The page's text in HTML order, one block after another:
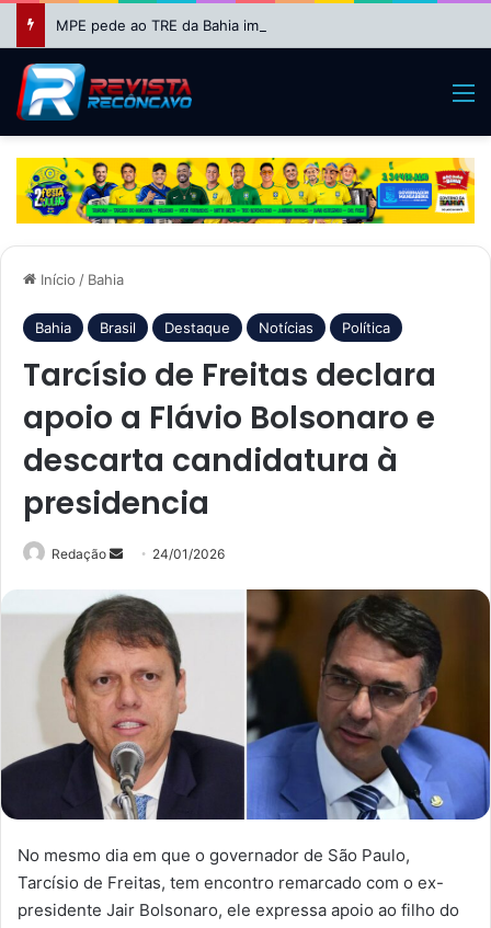
Início / Bahia
Bahia Brasil Destaque Notícias Política
Tarcísio de Freitas declara
apoio a Flávio Bolsonaro e
descarta candidatura à
presidencia
Redação
Mande
e-
mail
24/01/2026
No mesmo dia em que o governador de São Paulo,
Tarcísio de Freitas, tem encontro remarcado com o ex-
presidente Jair Bolsonaro, ele expressa apoio ao filho do